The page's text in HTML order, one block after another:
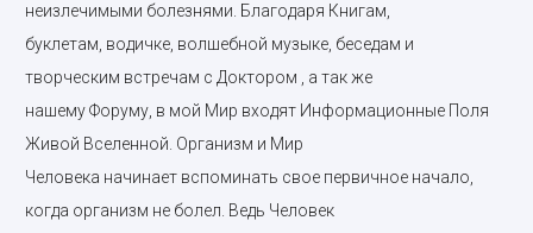
неизлечимыми болезнями. Благодаря Книгам,
буклетам, водичке, волшебной музыке, беседам и
творческим встречам с Доктором , а так же
нашему Форуму, в мой Мир входят Информационные Поля
Живой Вселенной. Организм и Мир
Человека начинает вспоминать свое первичное начало,
когда организм не болел. Ведь Человек